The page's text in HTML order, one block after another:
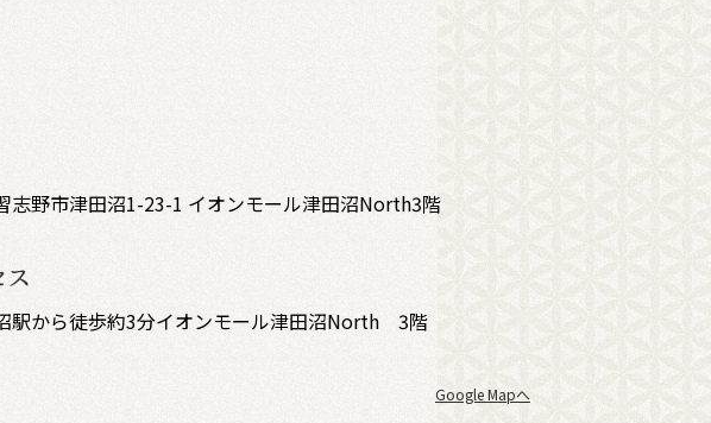
志野市津田沼1-23-1 イオンモール津田沼North3階
ス
駅から徒歩約3分イオンモール津田沼North 3階
Google Mapへ